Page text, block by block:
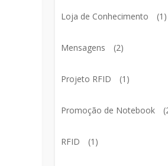
Loja de Conhecimento (1)
Mensagens (2)
Projeto RFID (1)
Promoção de Notebook
RFID (1)